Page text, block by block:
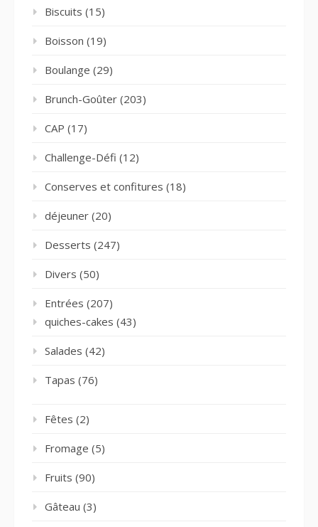
Biscuits (15)
Boisson (19)
Boulange (29)
Brunch-Goûter (203)
CAP (17)
Challenge-Défi (12)
Conserves et confitures (18)
déjeuner (20)
Desserts (247)
Divers (50)
Entrées (207)
quiches-cakes (43)
Salades (42)
Tapas (76)
Fêtes (2)
Fromage (5)
Fruits (90)
Gâteau (3)